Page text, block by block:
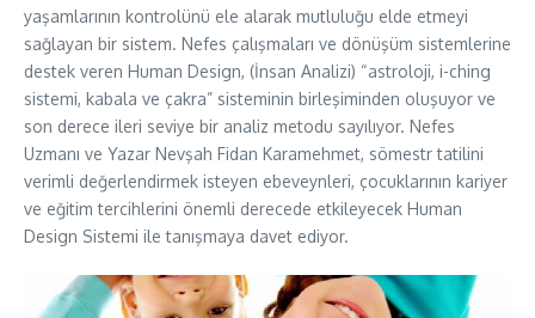
yaşamlarının kontrolünü ele alarak mutluluğu elde etmeyi
sağlayan bir sistem. Nefes çalışmaları ve dönüşüm sistemlerine
destek veren Human Design, (İnsan Analizi) “astroloji, i-ching
sistemi, kabala ve çakra” sisteminin birleşiminden oluşuyor ve
son derece ileri seviye bir analiz metodu sayılıyor. Nefes
Uzmanı ve Yazar Nevşah Fidan Karamehmet, sömestr tatilini
verimli değerlendirmek isteyen ebeveynleri, çocuklarının kariyer
ve eğitim tercihlerini önemli derecede etkileyecek Human
Design Sistemi ile tanışmaya davet ediyor.